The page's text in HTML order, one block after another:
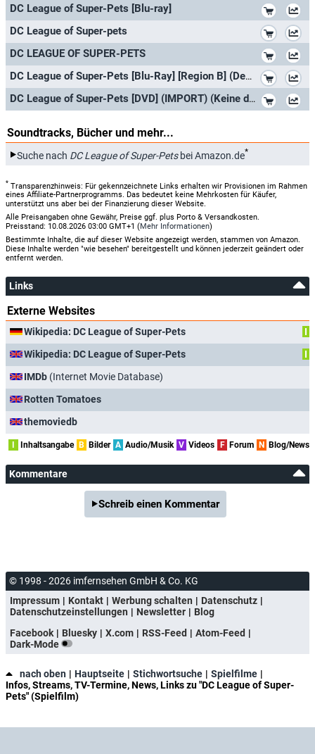
DC League of Super-Pets [Blu-ray]
DC League of Super-pets
DC LEAGUE OF SUPER-PETS
DC League of Super-Pets [Blu-Ray] [Region B] (Deutsche Sprache. Deutsche Untertitel)
DC League of Super-Pets [DVD] (IMPORT) (Keine deutsche Version)
Soundtracks, Bücher und mehr...
Suche nach DC League of Super-Petsbei Amazon.de*
* Transparenzhinweis: Für gekennzeichnete Links erhalten wir Provisionen im Rahmen
eines Affiliate-Partnerprogramms. Das bedeutet keine Mehrkosten für Käufer,
unterstützt uns aber bei der Finanzierung dieser Website.
Alle Preisangaben ohne Gewähr, Preise ggf. plus Porto & Versandkosten.
Preisstand: 10.08.2026 03:00 GMT+1 (Mehr Informationen)
Bestimmte Inhalte, die auf dieser Website angezeigt werden, stammen von Amazon.
Diese Inhalte werden "wie besehen" bereitgestellt und können jederzeit geändert oder
entfernt werden.
Links
Externe Websites
Wikipedia: DC League of Super-Pets
I
Wikipedia: DC League of Super-Pets
I
IMDb (Internet Movie Database)
Rotten Tomatoes
themoviedb
Inhaltsangabe B Bilder A Audio/Musik V Videos F Forum N Blog/News
Kommentare
Schreib einen Kommentar
© 1998 - 2026 imfernsehen GmbH & Co. KG
Impressum
Kontakt Werbung schalten
Datenschutz
Datenschutzeinstellungen
Newsletter
Blog
Facebook
Bluesky X.com RSS-Feed
Atom-Feed
Dark-Mode
nach oben Hauptseite Stichwortsuche
Spielfilme
Infos, Streams, TV-Termine, News, Links zu "DC League of Super-
Pets" (Spielfilm)